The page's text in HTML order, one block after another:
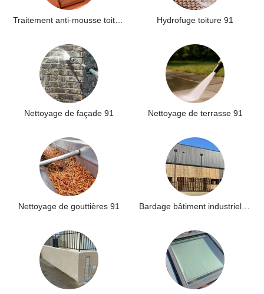
Hydrofuge toiture 91
Nettoyage de façade 91 Nettoyage de terrasse 91
Nettoyage de gouttières 91